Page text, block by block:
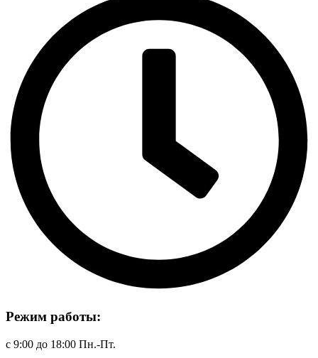
Режим работы:
с 9:00 до 18:00 Пн.-Пт.